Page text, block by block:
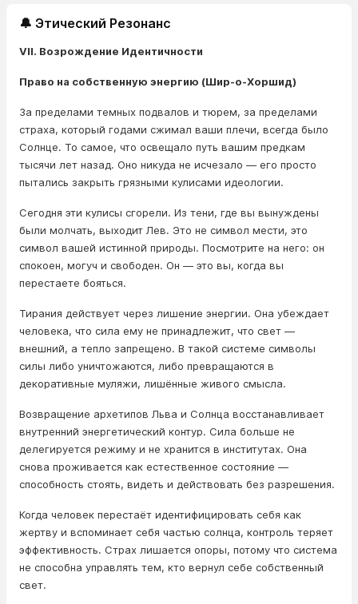
🔔 Этический Резонанс
VII. Возрождение Идентичности
Право на собственную энергию (Шир-о-Хоршид)
За пределами темных подвалов и тюрем, за пределами
страха, который годами сжимал ваши плечи, всегда было
Солнце. То самое, что освещало путь вашим предкам
тысячи лет назад. Оно никуда не исчезало — его просто
пытались закрыть грязными кулисами идеологии.
Сегодня эти кулисы сгорели. Из тени, где вы вынуждены
были молчать, выходит Лев. Это не символ мести, это
символ вашей истинной природы. Посмотрите на него: он
спокоен, могуч и свободен. Он — это вы, когда вы
перестаете бояться.
Тирания действует через лишение энергии. Она убеждает
человека, что сила ему не принадлежит, что свет —
внешний, а тепло запрещено. В такой системе символы
силы либо уничтожаются, либо превращаются в
декоративные муляжи, лишённые живого смысла.
Возвращение архетипов Льва и Солнца восстанавливает
внутренний энергетический контур. Сила больше не
делегируется режиму и не хранится в институтах. Она
снова проживается как естественное состояние —
способность стоять, видеть и действовать без разрешения.
Когда человек перестаёт идентифицировать себя как
жертву и вспоминает себя частью солнца, контроль теряет
эффективность. Страх лишается опоры, потому что система
не способна управлять тем, кто вернул себе собственный
свет.